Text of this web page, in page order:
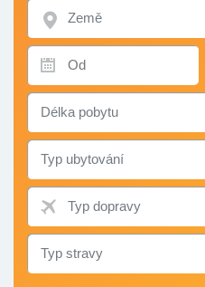
ZEMĚ
TERMÍN
OD
DÉLKA
POBYTU
TYP
UBYTOVÁNÍ
TYP
DOPRAVY
TYP
STRAVY